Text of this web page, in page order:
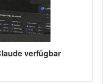
verfügbar